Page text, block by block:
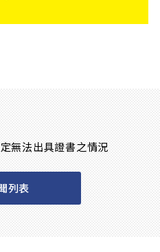
定無法出具證書之情況
列表